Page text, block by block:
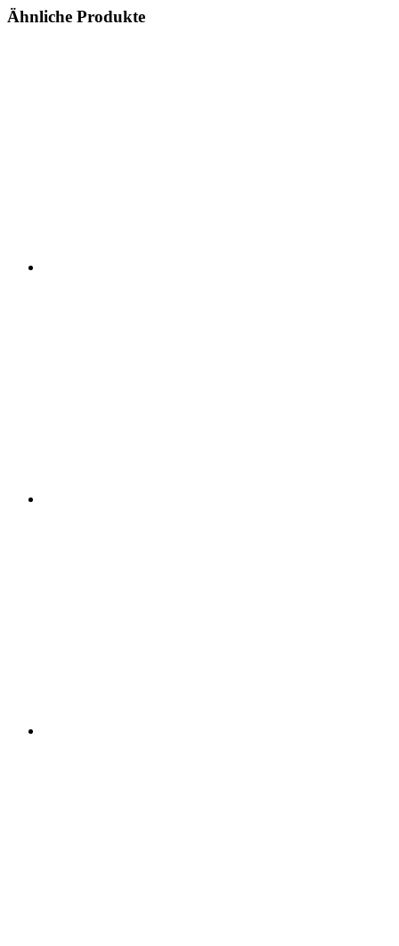
Ähnliche Produkte